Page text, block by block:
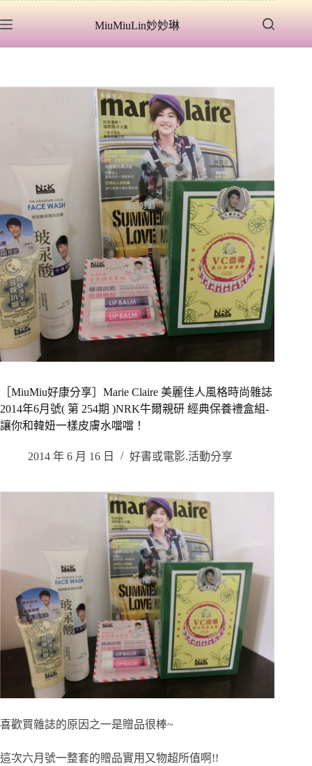
至
MiuMiuLin妙妙琳
［MiuMiu好康分享］Marie Claire 美麗佳人風格時尚雜誌
2014年6月號( 第 254期 )NRK牛爾親研 經典保養禮盒組-
讓你和韓妞一樣皮膚水噹噹！
2014 年 6 月 16 日 好書或電影.活動分享
喜歡買雜誌的原因之一是贈品很棒~
這次六月號一整套的贈品實用又物超所值啊!!